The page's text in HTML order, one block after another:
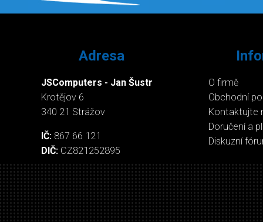
Adresa
JSComputers - Jan Šustr
Krotějov 6
340 21 Strážov
IČ: 867 66 121
DIČ: CZ821252895
O firmě
Obchodní
Kontaktujte
Doručení a
Diskuzní